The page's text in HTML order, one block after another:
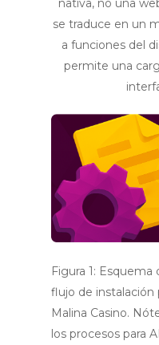
nativa, no una
se traduce en un
a funciones del
permite una
Figura 1:
flujo de instalación
Malina Casino.
los procesos para